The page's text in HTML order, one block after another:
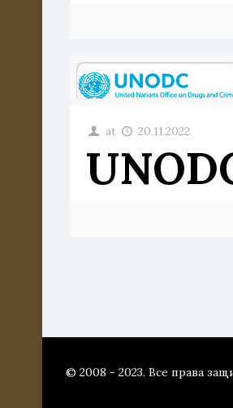
at 20.11.2022
© 2008 - 2023. Все права